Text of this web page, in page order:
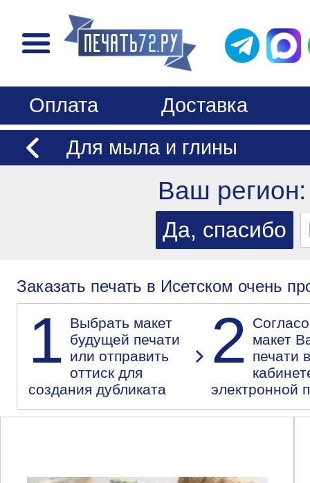
Оплата
Доставка
Для мыла и глины
Ваш
Заказать печать в Исетском очень
1 Выбрать макет
будущей печати
или отправить
оттиск для
создания дубликата
2
макет
печати
электронной